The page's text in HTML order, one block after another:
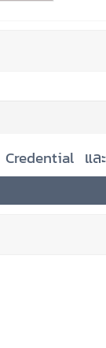
Credential แ